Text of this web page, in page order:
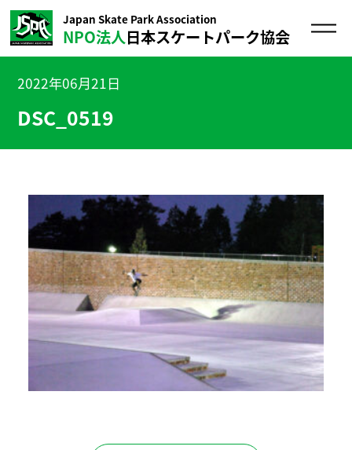
Japan Skate Park Association
NPO法人日本スケートパーク協会
2022年06月21日
DSC_0519